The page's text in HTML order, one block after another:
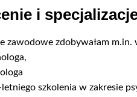
i
zawodowe zdobywałam
szkolenia w zakresie